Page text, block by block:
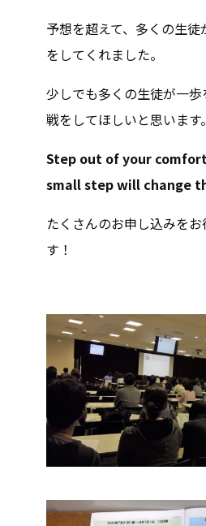
予想を超えて、多くの生
をしてくれました。
少しでも多くの生徒が一
戦をしてほしいと思います。
Step out of your
small step will change
たくさんのお申し込みを
す！